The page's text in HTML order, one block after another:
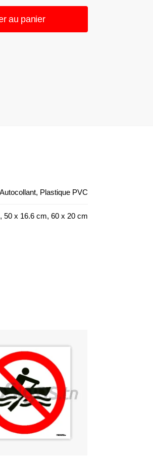
au panier
Plastique PVC
50 x 16.6 cm, 60 x 20 cm